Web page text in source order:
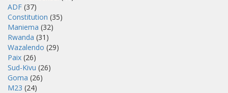
ADF (37)
Constitution (35)
Maniema (32)
Rwanda (31)
Wazalendo (29)
Paix (26)
Sud-Kivu (26)
Goma (26)
M23 (24)